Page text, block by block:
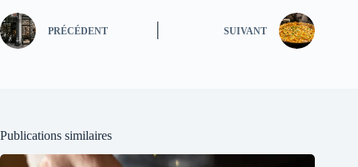
PRÉCÉDENT SUIVANT
Publications similaires